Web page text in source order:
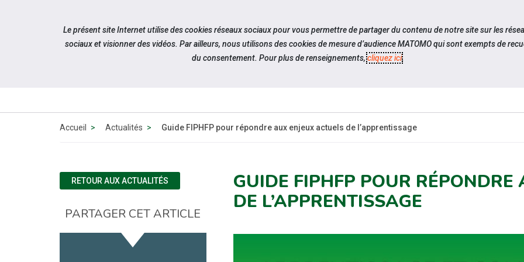
Aller au contenu
QUI SOMMES-
Accueil Actualités Guide FIPHFP pour répondre aux enjeux actuels de l’apprentissage
GUIDE FIPHFP POUR RÉPONDRE
DE L’APPRENTISSAGE
RETOUR AUX ACTUALITÉS
PARTAGER CET ARTICLE
Le présent site Internet utilise des cookies réseaux sociaux pour vous permettre de partager du contenu de notre site sur les
sociaux et visionner des vidéos. Par ailleurs, nous utilisons des cookies de mesure d’audience MATOMO qui sont exempts de
du consentement. Pour plus de renseignements,cliquez ici.